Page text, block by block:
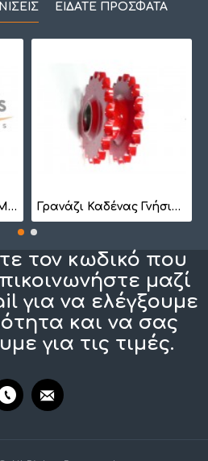
ΕΊΔΑΤΕ ΠΡΌΣΦΑΤΑ
Τροχαλία Τεντωτήρα Μικρή BS 1022 Γρανάζι Καδένας Γνήσιο 1257410201
τον κωδικό που
μαζί
για να ελέγξουμε
και να σας
για τις τιμές.